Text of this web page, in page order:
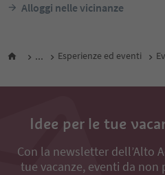
Alloggi nelle vicinanze
... Esperienze ed eventi
Idee per le tue
Con la newsletter dell’Alto
tue vacanze, eventi da non